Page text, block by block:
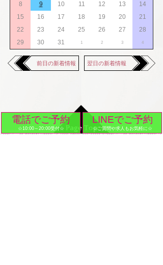
8
9 10 11 12 13
14
15
16 17 18 19 20
21
22
23 24 25 26 27
28
29
30 31 1 2 3 4
前日の新着情報 翌日の新着情報
電話でご予約
☆10:00～20:00受付☆
LINEでご予約
☆ご質問や求人もお気軽に☆